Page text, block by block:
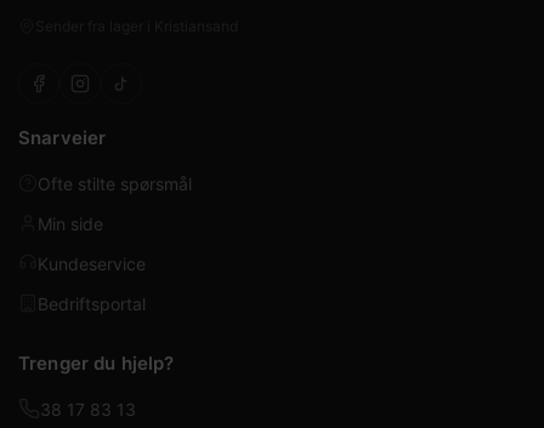
Snarveier
Ofte stilte spørsmål
Min side
Kundeservice
Bedriftsportal
Trenger du hjelp?
38 17 83 13